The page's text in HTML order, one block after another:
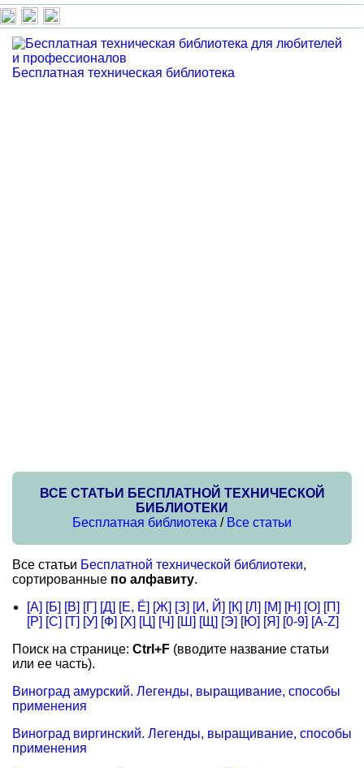
Бесплатная техническая библиотека
ВСЕ СТАТЬИ БЕСПЛАТНОЙ ТЕХНИЧЕСКОЙ
БИБЛИОТЕКИ
Бесплатная библиотека / Все статьи
Все статьи Бесплатной технической библиотеки,
сортированные по алфавиту.
[А] [Б] [В] [Г] [Д] [Е, Ё] [Ж] [З] [И, Й] [К] [Л] [М] [Н] [О] [П]
[Р] [С] [Т] [У] [Ф] [Х] [Ц] [Ч] [Ш] [Щ] [Э] [Ю] [Я] [0-9] [A-Z]
Поиск на странице: Ctrl+F (вводите название статьи
или ее часть).
Виноград амурский. Легенды, выращивание, способы
применения
Виноград виргинский. Легенды, выращивание, способы
применения